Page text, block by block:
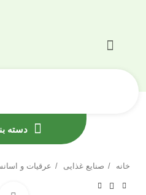
دسته
خانه صنایع غذایی عرقیات و